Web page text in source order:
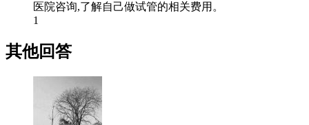
医院咨询,了解自己做试管的相关费用。
1
其他回答